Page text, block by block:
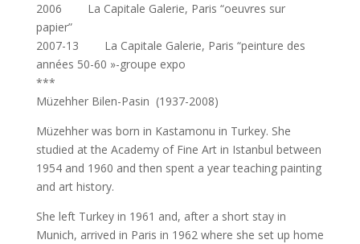
2006 La Capitale Galerie, Paris “oeuvres sur
papier”
2007-13 La Capitale Galerie, Paris “peinture des
années 50-60 »-groupe expo
***
Müzehher Bilen-Pasin (1937-2008)
Müzehher was born in Kastamonu in Turkey. She
studied at the Academy of Fine Art in Istanbul between
1954 and 1960 and then spent a year teaching painting
and art history.
She left Turkey in 1961 and, after a short stay in
Munich, arrived in Paris in 1962 where she set up home